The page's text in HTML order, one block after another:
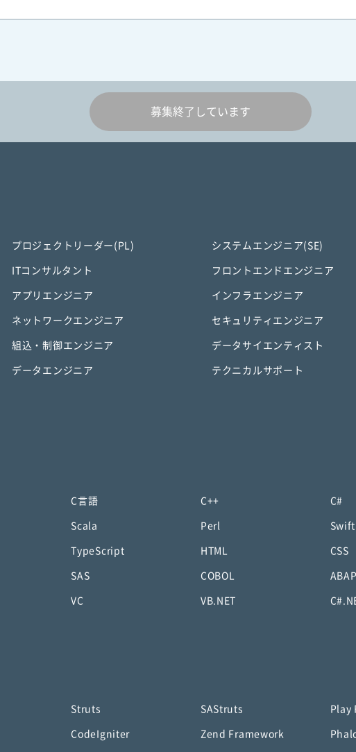
募集終了しています
プロジェクトリーダー(PL) システムエンジニア(SE)
ITコンサルタント フロントエンドエンジニア
アプリエンジニア インフラエンジニア
ネットワークエンジニア セキュリティエンジニア
組込・制御エンジニア データサイエンティスト
データエンジニア テクニカルサポート
C言語 C++ C#
Scala Perl Swift
TypeScript HTML CSS
SAS COBOL ABAP
VC VB.NET
Struts SAStruts Play
CodeIgniter Zend Framework